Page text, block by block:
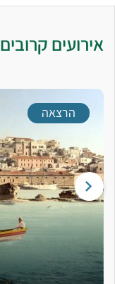
אירועים קרובים
הרצאה